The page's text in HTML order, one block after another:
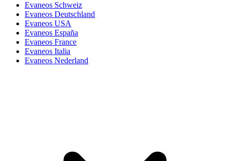
Evaneos Schweiz
Evaneos Deutschland
Evaneos USA
Evaneos España
Evaneos France
Evaneos Italia
Evaneos Nederland